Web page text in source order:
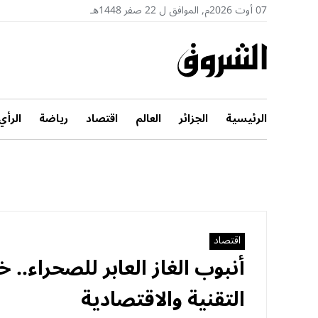
07 أوت 2026م, الموافق ل 22 صفر 1448هـ
الرئيسية الجزائر العالم اقتصاد رياضة
اقتصاد
أنبوب الغاز العابر
التقنية والاقتصادية